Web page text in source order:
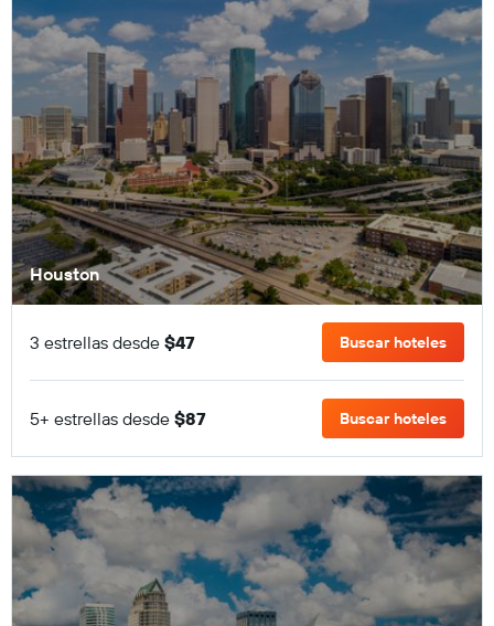
Houston
3 estrellas desde $47 Buscar hoteles
5+ estrellas desde $87 Buscar hoteles